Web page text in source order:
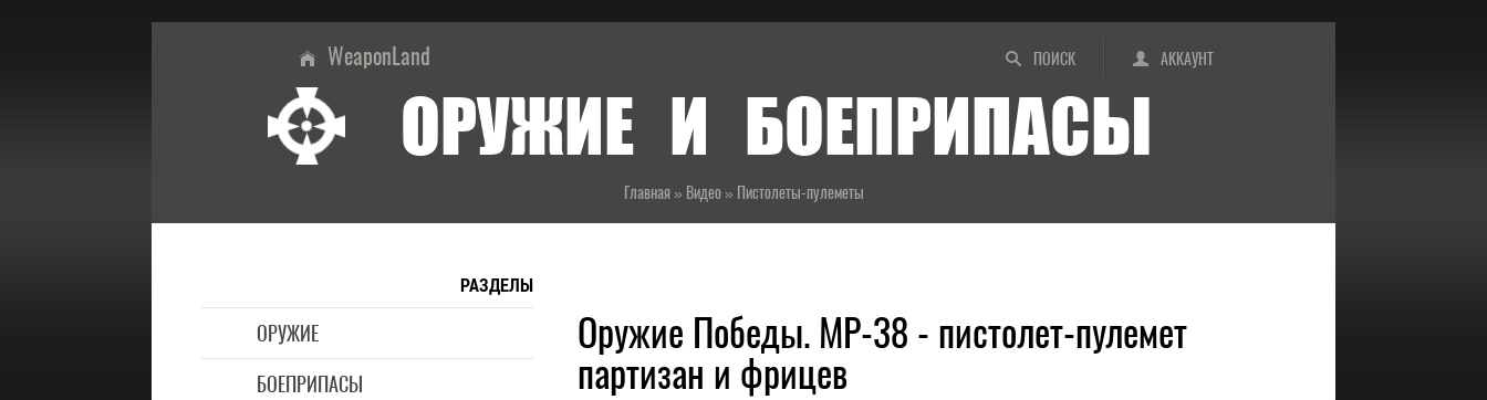
ПОИСК АККАУНТ
WeaponLand
ОРУЖИЕ И БОЕПРИПАСЫ
Главная» Видео» Пистолеты-пулеметы
РАЗДЕЛЫ
ОРУЖИЕ
БОЕПРИПАСЫ
Оружие Победы. MP-38 - пистолет-пулемет
партизан и фрицев